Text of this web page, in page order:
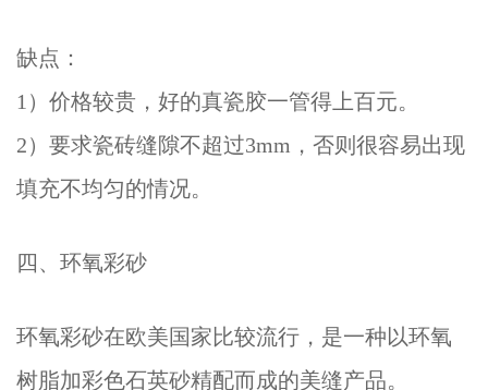
缺点：
1）价格较贵，好的真瓷胶一管得上百元。
2）要求瓷砖缝隙不超过3mm，否则很容易出现
填充不均匀的情况。
四、环氧彩砂
环氧彩砂在欧美国家比较流行，是一种以环氧
树脂加彩色石英砂精配而成的美缝产品。